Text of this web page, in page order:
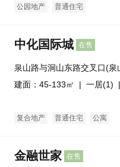
公园地产 普通住宅
中化国际城 在售
泉山路与洞山东路交叉口(泉
建面：45-133㎡ | 一居(1)
复合地产 普通住宅 公寓
金融世家 在售